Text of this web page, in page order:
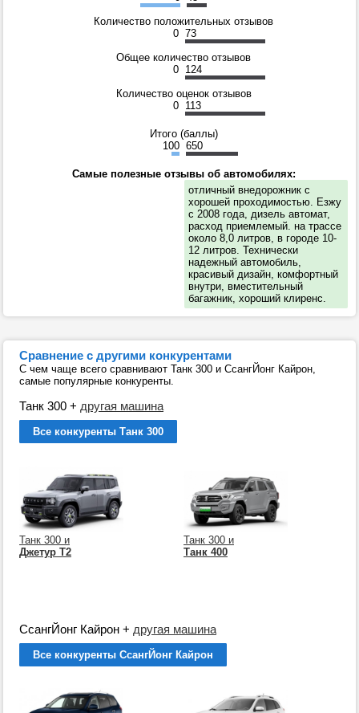
Количество положительных отзывов
0 73
Общее количество отзывов
0 124
Количество оценок отзывов
0 113
Итого (баллы)
100 650
Самые полезные отзывы об автомобилях:
отличный внедорожник с
хорошей проходимостью. Езжу
с 2008 года, дизель автомат,
расход приемлемый. на трассе
около 8,0 литров, в городе 10-
12 литров. Технически
надежный автомобиль,
красивый дизайн, комфортный
внутри, вместительный
багажник, хороший клиренс.
Сравнение с другими конкурентами
С чем чаще всего сравнивают Танк 300 и СсангЙонг Кайрон,
самые популярные конкуренты.
Танк 300 + другая машина
Все конкуренты Танк 300
Танк 300 и
Джетур Т2
Танк 300 и
Танк 400
СсангЙонг Кайрон + другая машина
Все конкуренты СсангЙонг Кайрон